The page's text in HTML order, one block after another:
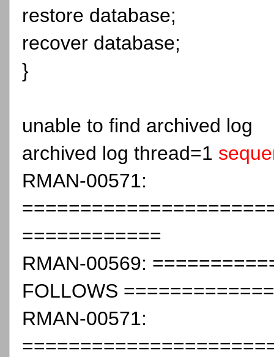
restore database;
recover database;
}
unable to find archived log
archived log thread=1
RMAN-00571:
============
RMAN-00569:
FOLLOWS
RMAN-00571: